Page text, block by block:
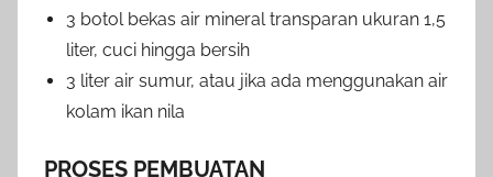
3 botol bekas air mineral transparan ukuran 1,5
liter, cuci hingga bersih
3 liter air sumur, atau jika ada menggunakan air
kolam ikan nila
PROSES PEMBUATAN